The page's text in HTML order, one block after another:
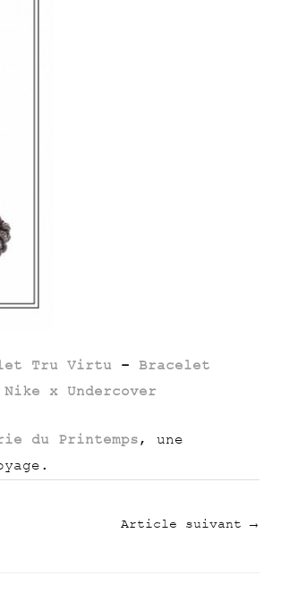
Tru Virtu – Bracelet
Nike x Undercover
du Printemps, une
Article suivant →